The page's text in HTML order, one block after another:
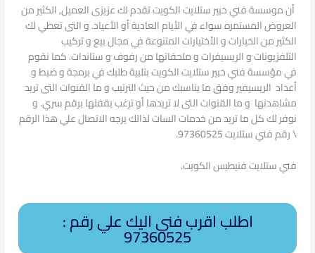
أن موسسة فني خبير ستلايت الكويت تقدم لك عزيزى العميل, الكثير من
العروض المستمره سواء في الأيام العادية أو الأعياد. و التى تعطي لك
الكثير من الخيارات و الأختيارات المتنوعة في مجال بيع و تركيب
التلفزيونات و الريسيفرات و ملحقاتها من رفوف و ستاندات. كما نقوم
في مؤسسة فني خبير ستلايت الكويت بتلبية طلبك في برمجة و ضبط و
أعداد الريسيفير وفق ما يناسبك من حيث الترتيب و ما القنوات التى تريد
مشاهدنها و ما القنوات التى لا تريدها أو ترغب بقفلها برقم سري. و
نوفر لك كل ما تريد من خدمات السات لذالك يرجه الاتصال علي هذا الرقم
\ رقم فني ستلايت 97360525.
فني ستلايت فنيطيس الكويت.
اطلب اقرب فني اليك علي رقم :
97360525